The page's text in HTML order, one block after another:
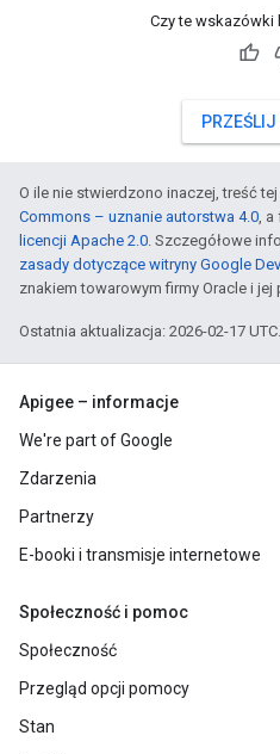
Czy te wskazówki
O ile nie stwierdzono inaczej, treść
Commons – uznanie autorstwa 4.0, a
licencji Apache 2.0. Szczegółowe
zasady dotyczące witryny Google
znakiem towarowym firmy Oracle i
Ostatnia aktualizacja: 2026-02-17 UTC.
Apigee – informacje
We're part of Google
Zdarzenia
Partnerzy
E-booki i transmisje internetowe
Społeczność i pomoc
Społeczność
Przegląd opcji pomocy
Stan